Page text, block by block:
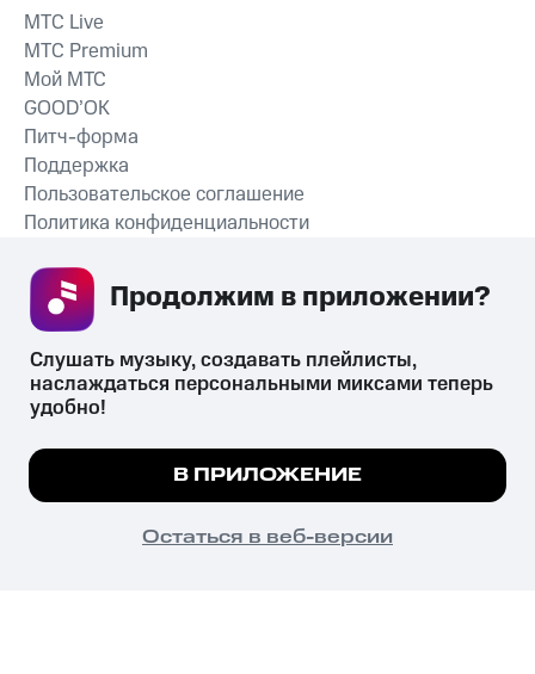
СКАЧАТЬ ПРИЛОЖЕНИЕ
MTС Live
MTС Premium
Мой МТС
GOOD’OK
Питч-форма
Поддержка
Пользовательское соглашение
Политика конфиденциальности
психотропных веществ, их аналогов причиняет вред здоровью,
их незаконный оборот запрещён и влечёт установленную
законодательством ответственность.
© 2026 ООО «КИОН».
Все права защищены
Мы используем куки, чтобы на сайте все
Подробнее
ПОНЯТНО
Слушать музыку, создавать плейлисты,
наслаждаться персональными миксами теперь
удобно!
В ПРИЛОЖЕНИЕ
Остаться в веб-версии